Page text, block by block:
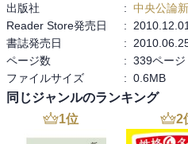
出版社
: 中央公論
Reader Store発売日
:
2010.12.01
書誌発売日
:
ページ数
: 339ページ
ファイルサイズ
: 0.6MB
同じジャンルのランキング
1位 2